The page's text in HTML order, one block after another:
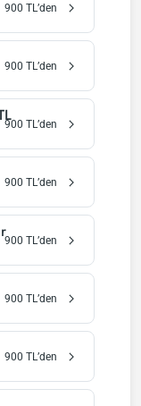
900 TL’den
900 TL’den
900 TL’den
900 TL’den
900 TL’den
900 TL’den
900 TL’den